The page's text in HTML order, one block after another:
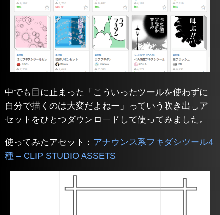
中でも目に止まった「こういったツールを使わずに
自分で描くのは大変だよねー」っていう吹き出しア
セットをひとつダウンロードして使ってみました。
使ってみたアセット： アナウンス系フキダシツール4
種 – CLIP STUDIO ASSETS